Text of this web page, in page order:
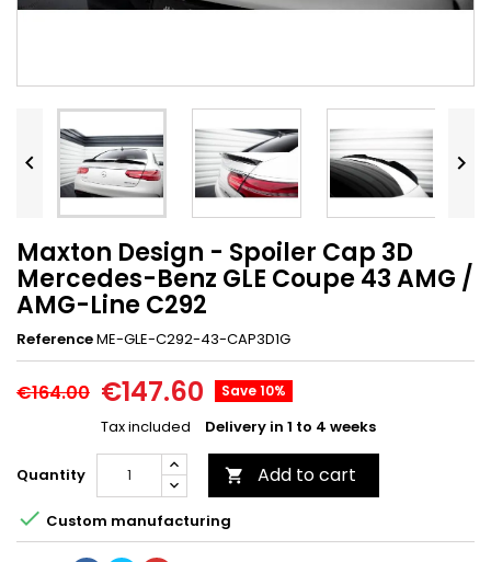
 
Maxton Design - Spoiler Cap 3D
Mercedes-Benz GLE Coupe 43 AMG /
AMG-Line C292
ReferenceME-GLE-C292-43-CAP3D1G
€164.00 €147.60 Save 10%
Tax included Delivery in 1 to 4 weeks
Quantity  Add to cart
 Custom manufacturing